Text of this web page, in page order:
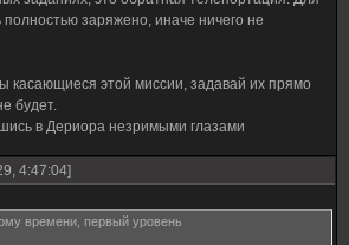
заряжено, иначе ничего не
касающиеся этой миссии, задавай их прямо
будет.
в Дериора незримыми глазами
4:47:04]
времени, первый уровень